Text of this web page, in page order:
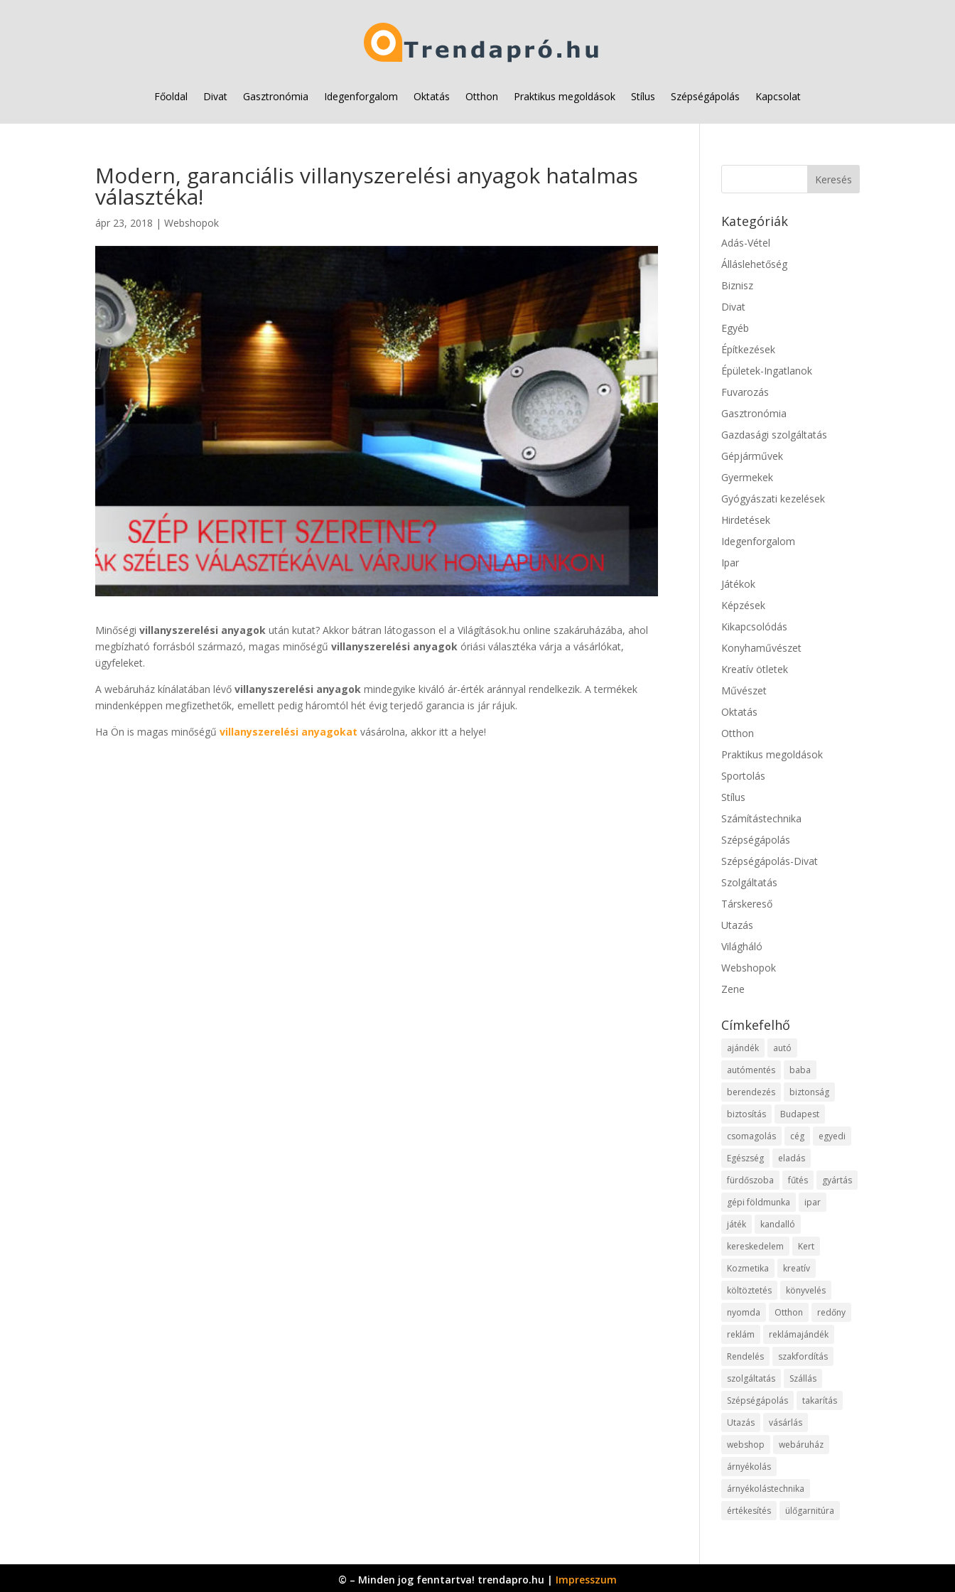
Főoldal Divat Gasztronómia Idegenforgalom Oktatás Otthon Praktikus megoldások Stílus Szépségápolás Kapcsolat
Modern, garanciális villanyszerelési anyagok hatalmas
választéka!
ápr 23, 2018 |Webshopok
Minőségivillanyszerelési anyagok után kutat? Akkor bátran látogasson el a Világítások.hu online szakáruházába, ahol
megbízható forrásból származó, magas minőségűvillanyszerelési anyagok óriási választéka várja a vásárlókat,
ügyfeleket.
A webáruház kínálatában lévővillanyszerelési anyagok mindegyike kiváló ár-érték aránnyal rendelkezik. A termékek
mindenképpen megfizethetők, emellett pedig háromtól hét évig terjedő garancia is jár rájuk.
Ha Ön is magas minőségűvillanyszerelési anyagokat vásárolna, akkor itt a helye!
Kategóriák
Adás-Vétel
Álláslehetőség
Biznisz
Divat
Egyéb
Építkezések
Épületek-Ingatlanok
Fuvarozás
Gasztronómia
Gazdasági szolgáltatás
Gépjárművek
Gyermekek
Gyógyászati kezelések
Hirdetések
Idegenforgalom
Ipar
Játékok
Képzések
Kikapcsolódás
Konyhaművészet
Kreatív ötletek
Művészet
Oktatás
Otthon
Praktikus megoldások
Sportolás
Stílus
Számítástechnika
Szépségápolás
Szépségápolás-Divat
Szolgáltatás
Társkereső
Utazás
Világháló
Webshopok
Zene
Címkefelhő
ajándék
autó
autómentés
baba
berendezés
biztonság
biztosítás
Budapest
csomagolás
cég
egyedi
Egészség
eladás
fürdőszoba
fűtés
gyártás
gépi földmunka
ipar
játék
kandalló
kereskedelem
Kert
Kozmetika
kreatív
költöztetés
könyvelés
nyomda
Otthon
redőny
reklám
reklámajándék
Rendelés
szakfordítás
szolgáltatás
Szállás
Szépségápolás
takarítás
Utazás
vásárlás
webshop
webáruház
árnyékolás
árnyékolástechnika
értékesítés
ülőgarnitúra
© – Minden jog fenntartva! trendapro.hu | Impresszum